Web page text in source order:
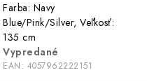
Farba: Navy
Blue/Pink/Silver, Veľkosť:
135 cm
Vypredané
EAN: 4057962222151